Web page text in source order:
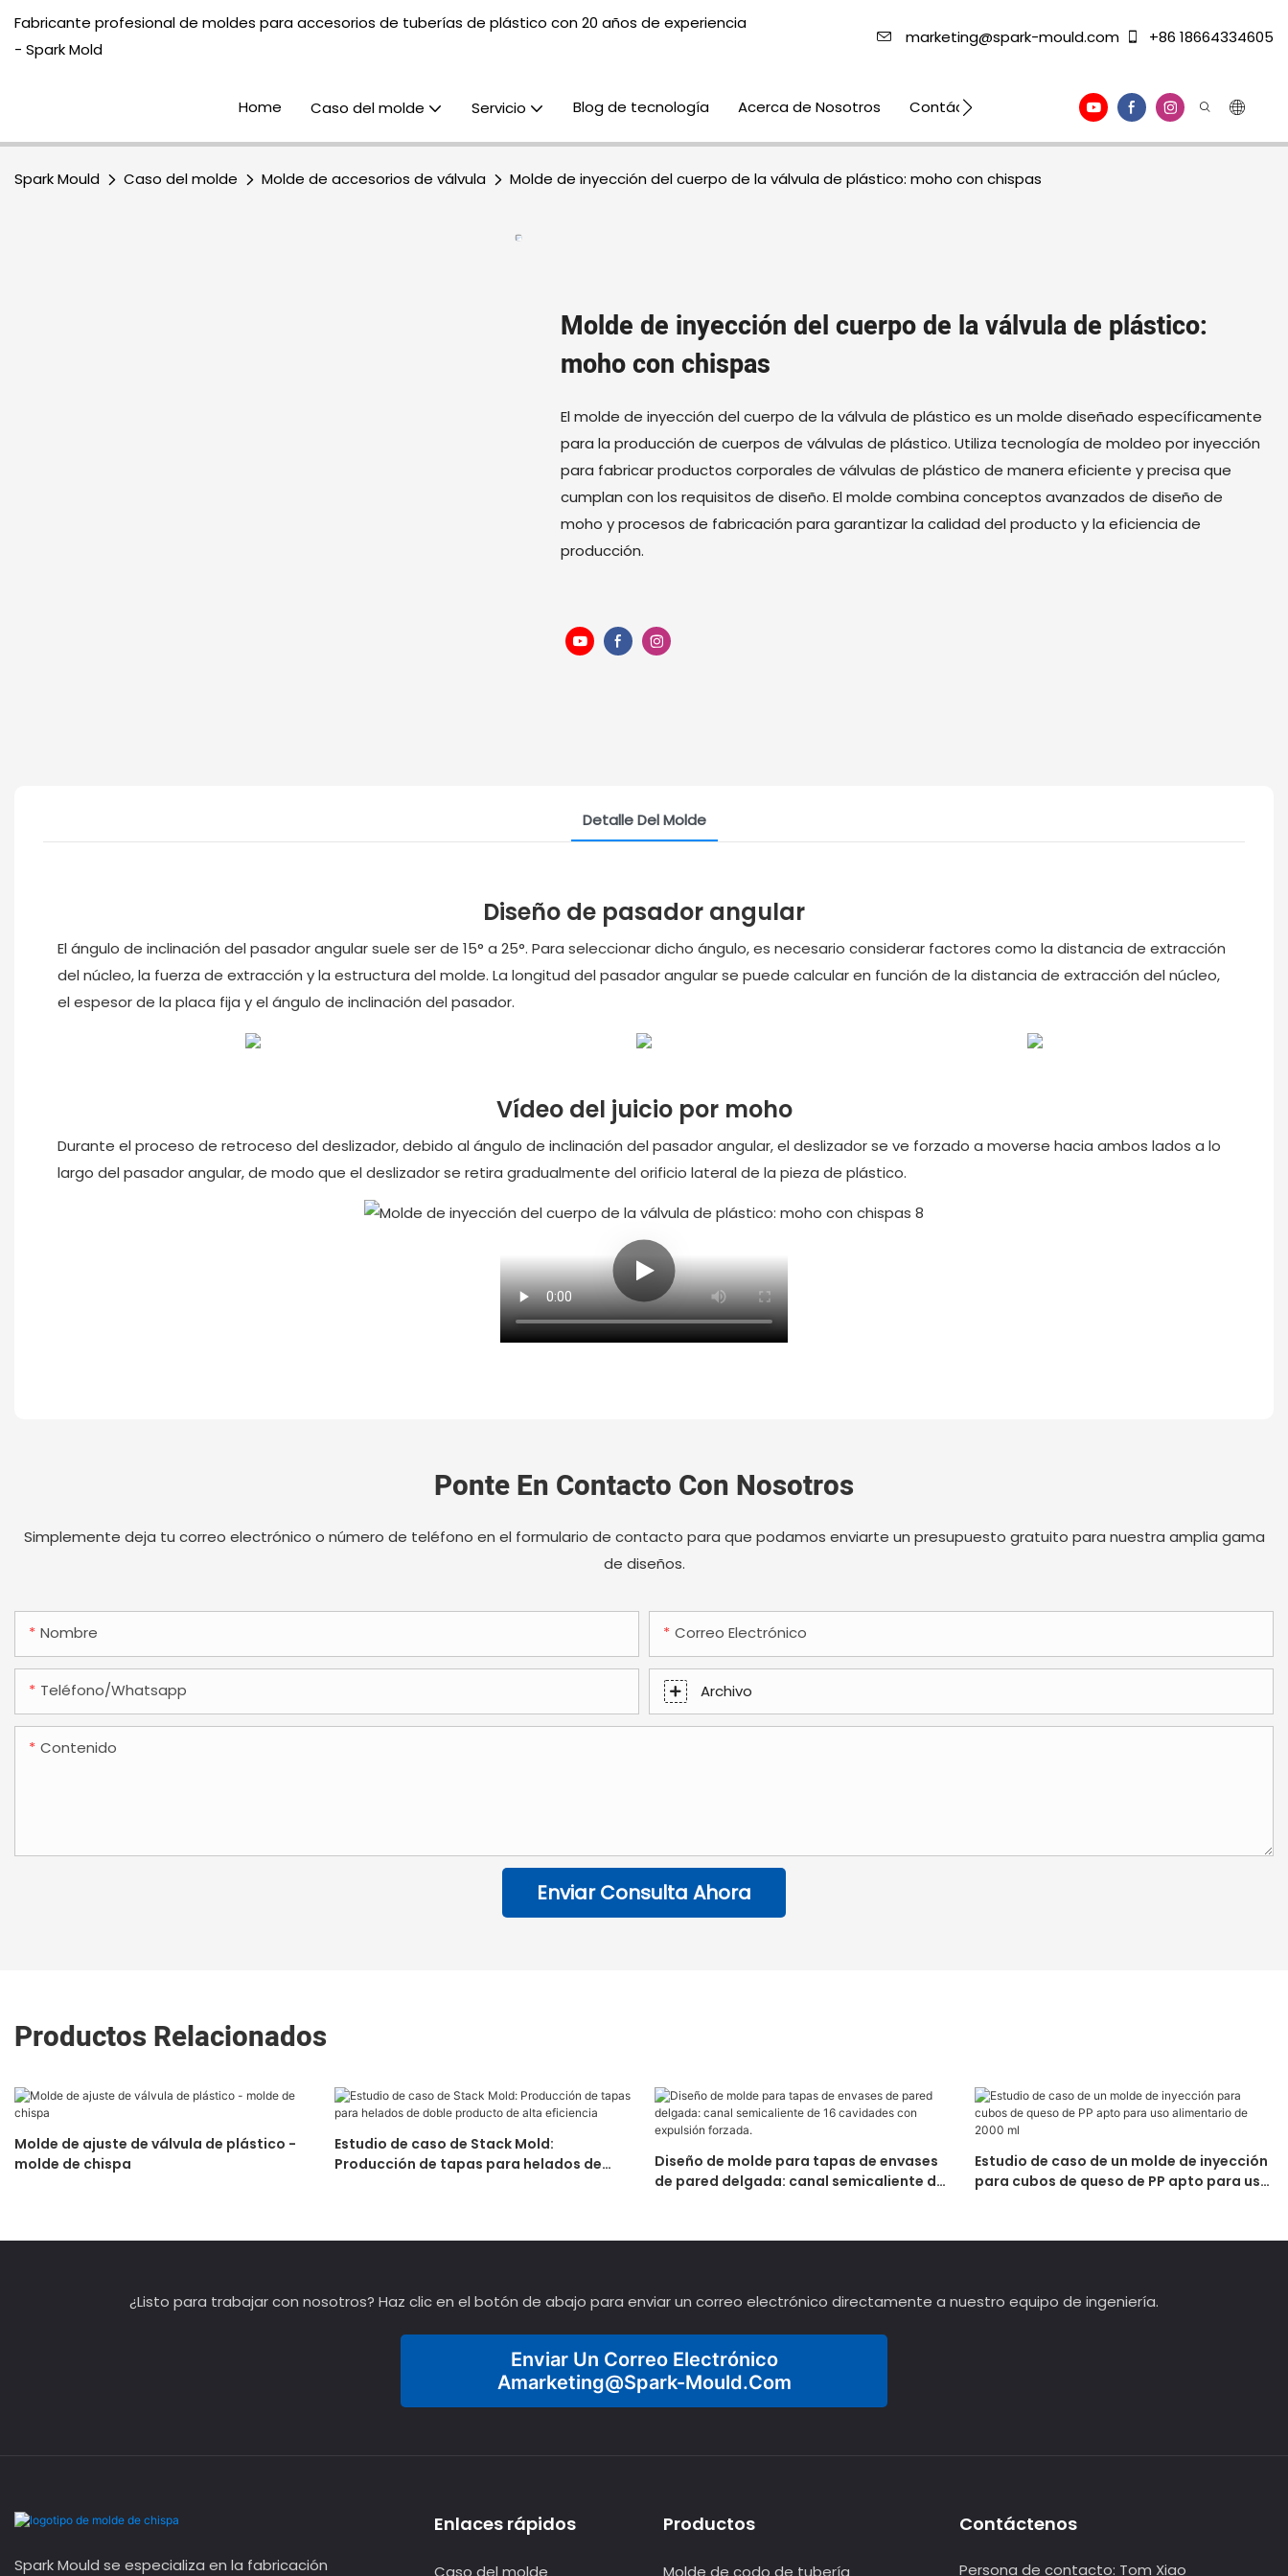
Fabricante profesional de moldes para accesorios de tuberías de plástico con 20 años de experiencia
- Spark Mold
marketing@spark-mould.com +86 18664334605
Home Caso del molde Servicio Blog de tecnología Acerca de Nosotros Contáctenos
Spark Mould Caso del molde Molde de accesorios de válvula Molde de inyección del cuerpo de la válvula de plástico: moho con chispas
Molde de inyección del cuerpo de la válvula de plástico:
moho con chispas
El molde de inyección del cuerpo de la válvula de plástico es un molde diseñado específicamente
para la producción de cuerpos de válvulas de plástico. Utiliza tecnología de moldeo por inyección
para fabricar productos corporales de válvulas de plástico de manera eficiente y precisa que
cumplan con los requisitos de diseño. El molde combina conceptos avanzados de diseño de
moho y procesos de fabricación para garantizar la calidad del producto y la eficiencia de
producción.
Detalle Del Molde
Diseño de pasador angular
El ángulo de inclinación del pasador angular suele ser de 15° a 25°. Para seleccionar dicho ángulo, es necesario considerar factores como la distancia de extracción
del núcleo, la fuerza de extracción y la estructura del molde. La longitud del pasador angular se puede calcular en función de la distancia de extracción del núcleo,
el espesor de la placa fija y el ángulo de inclinación del pasador.
Vídeo del juicio por moho
Durante el proceso de retroceso del deslizador, debido al ángulo de inclinación del pasador angular, el deslizador se ve forzado a moverse hacia ambos lados a lo
largo del pasador angular, de modo que el deslizador se retira gradualmente del orificio lateral de la pieza de plástico.
Ponte En Contacto Con Nosotros
Simplemente deja tu correo electrónico o número de teléfono en el formulario de contacto para que podamos enviarte un presupuesto gratuito para nuestra amplia gama
de diseños.
Nombre Correo Electrónico
Teléfono/whatsapp Archivo
Contenido
Enviar Consulta Ahora
Productos Relacionados
Molde de ajuste de válvula de plástico -
molde de chispa
Estudio de caso de Stack Mold:
Producción de tapas para helados de
Diseño de molde para tapas de envases
de pared delgada: canal semicaliente de
Estudio de caso de un molde de inyección
para cubos de queso de PP apto para uso
¿Listo para trabajar con nosotros? Haz clic en el botón de abajo para enviar un correo electrónico directamente a nuestro equipo de ingeniería.
Enviar Un Correo Electrónico
Amarketing@spark-Mould.com
Spark Mould se especializa en la fabricación
Enlaces rápidos Productos Contáctenos
Persona de contacto: Tom Xiao